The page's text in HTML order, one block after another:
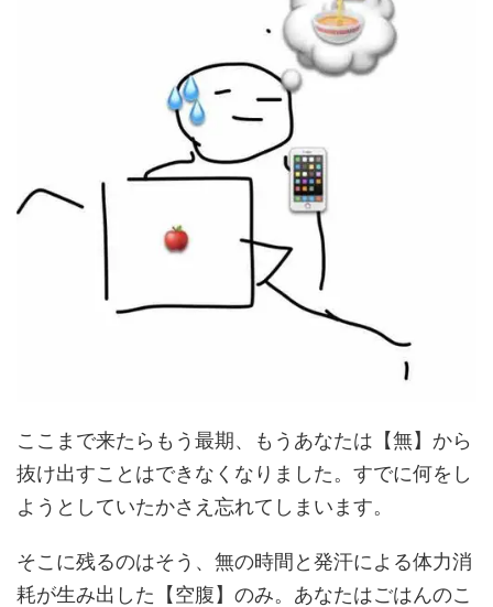
ここまで来たらもう最期、もうあなたは【無】から
抜け出すことはできなくなりました。すでに何をし
ようとしていたかさえ忘れてしまいます。
そこに残るのはそう、無の時間と発汗による体力消
耗が生み出した【空腹】のみ。あなたはごはんのこ